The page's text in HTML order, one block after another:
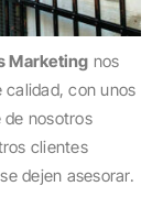
Marketing nos
con unos
de nosotros
clientes
dejen asesorar.